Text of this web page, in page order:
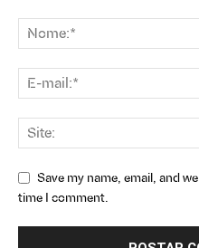
Save my name, email, and
time I comment.